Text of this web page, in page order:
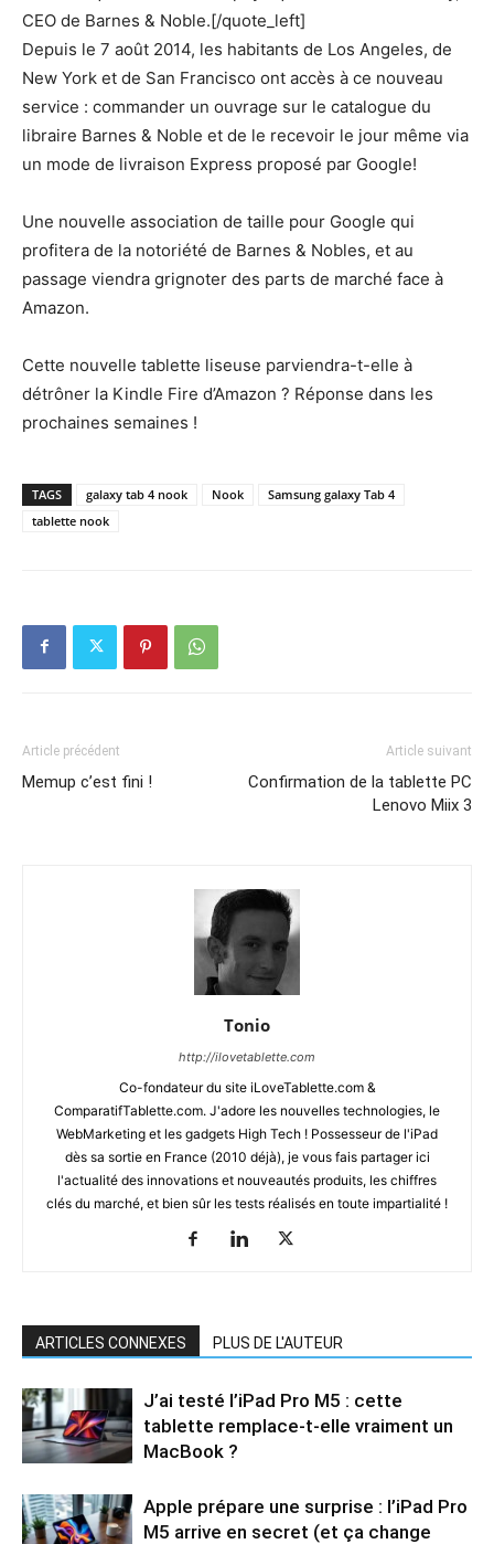
CEO de Barnes & Noble.[/quote_left]
Depuis le 7 août 2014, les habitants de Los Angeles, de
New York et de San Francisco ont accès à ce nouveau
service : commander un ouvrage sur le catalogue du
libraire Barnes & Noble et de le recevoir le jour même via
un mode de livraison Express proposé par Google!
Une nouvelle association de taille pour Google qui
profitera de la notoriété de Barnes & Nobles, et au
passage viendra grignoter des parts de marché face à
Amazon.
Cette nouvelle tablette liseuse parviendra-t-elle à
détrôner la Kindle Fire d’Amazon ? Réponse dans les
prochaines semaines !
TAGS galaxy tab 4 nook Nook
Samsung galaxy Tab 4
tablette nook
Article précédent
Memup c’est fini !
Article suivant
Confirmation de la tablette PC
Lenovo Miix 3
Tonio
http://ilovetablette.com
Co-fondateur du site iLoveTablette.com &
ComparatifTablette.com. J'adore les nouvelles technologies, le
WebMarketing et les gadgets High Tech ! Possesseur de l'iPad
dès sa sortie en France (2010 déjà), je vous fais partager ici
l'actualité des innovations et nouveautés produits, les chiffres
clés du marché, et bien sûr les tests réalisés en toute impartialité !
ARTICLES CONNEXES PLUS DE L'AUTEUR
J’ai testé l’iPad Pro M5 : cette
tablette remplace-t-elle vraiment un
MacBook ?
Apple prépare une surprise : l’iPad Pro
M5 arrive en secret (et ça change